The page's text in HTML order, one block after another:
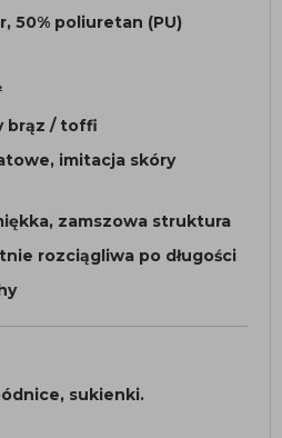
50% poliuretan (PU)
brąz / toffi
imitacja skóry
zamszowa struktura
rozciągliwa po długości
sukienki.